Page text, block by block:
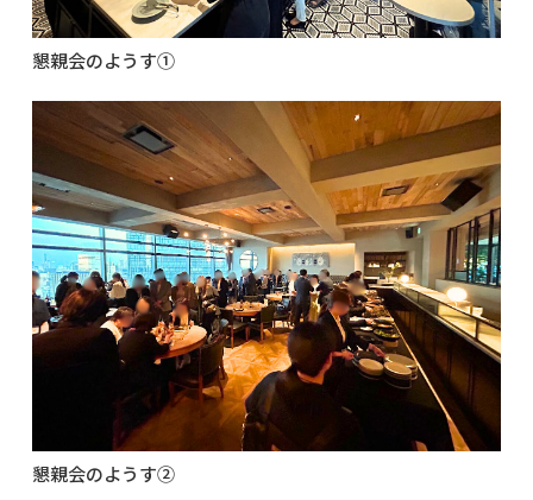
懇親会のようす①
懇親会のようす②